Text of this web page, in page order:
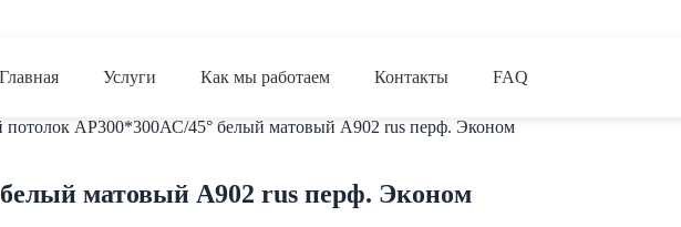
Главная
Услуги Как мы работаем Контакты FAQ
потолок AP300*300АС/45° белый матовый А902 rus перф. Эконом
матовый А902 rus перф. Эконом